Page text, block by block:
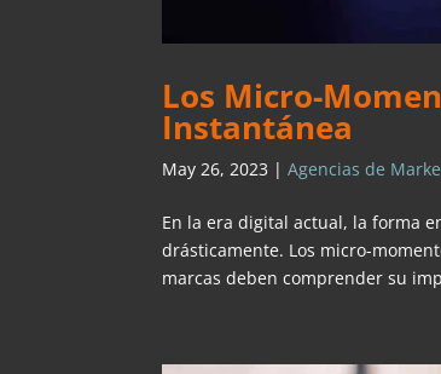
Los Micro-
Instantánea
May 26, 2023 |Agencias de
En la era digital actual, la forma
drásticamente. Los micro-
marcas deben comprender su